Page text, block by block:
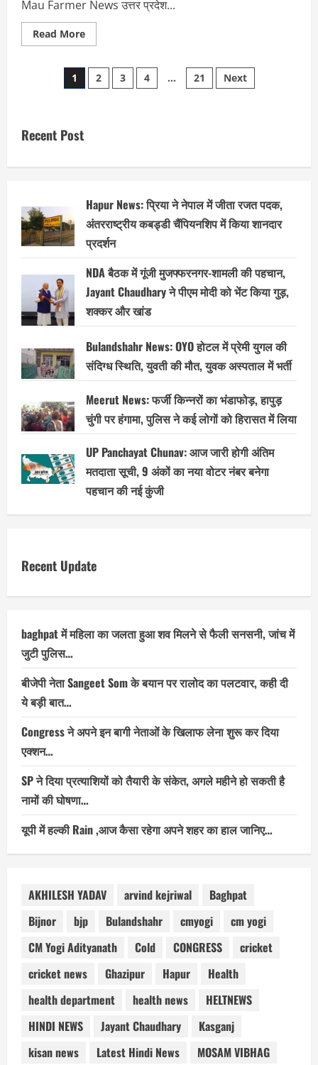
Mau Farmer News उत्तर प्रदेश...
Read MoreRead
more
Farmer
News:
2500
किसान
ने
बेड
विधि
से
गाजर
की
खेती
कर
पेश
की
मिसाल
Posts
1 2 3 4 … 21 Next
Recent Post
Hapur News: प्रिया ने नेपाल में जीता रजत पदक,
अंतरराष्ट्रीय कबड्डी चैंपियनशिप में किया शानदार
प्रदर्शन
NDA बैठक में गूंजी मुजफ्फरनगर-शामली की पहचान,
Jayant Chaudhary ने पीएम मोदी को भेंट किया गुड़,
शक्कर और खांड
Bulandshahr News: OYO होटल में प्रेमी युगल की
संदिग्ध स्थिति, युवती की मौत, युवक अस्पताल में भर्ती
Meerut News: फर्जी किन्नरों का भंडाफोड़, हापुड़
चुंगी पर हंगामा, पुलिस ने कई लोगों को हिरासत में लिया
UP Panchayat Chunav: आज जारी होगी अंतिम
मतदाता सूची, 9 अंकों का नया वोटर नंबर बनेगा
पहचान की नई कुंजी
Recent Update
baghpat में महिला का जलता हुआ शव मिलने से फैली सनसनी, जांच में
जुटी पुलिस…
बीजेपी नेता Sangeet Som के बयान पर रालोद का पलटवार, कही दी
ये बड़ी बात…
Congress ने अपने इन बागी नेताओं के खिलाफ लेना शुरू कर दिया
एक्शन…
SP ने दिया प्रत्याशियों को तैयारी के संकेत, अगले महीने हो सकती है
नामों की घोषणा…
यूपी में हल्की Rain ,आज कैसा रहेगा अपने शहर का हाल जानिए…
AKHILESH YADAV arvind kejriwal
Baghpat
Bijnor
bjp Bulandshahr cmyogi
cm yogi
CM Yogi Adityanath
Cold CONGRESS
cricket
cricket news
Ghazipur Hapur
Health
health department
health news
HELTNEWS
HINDI NEWS
Jayant Chaudhary
Kasganj
kisan news
Latest Hindi News
MOSAM VIBHAG